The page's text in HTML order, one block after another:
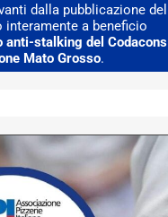
dalla pubblicazione del
interamente a beneficio
anti-stalking del Codacons
Mato Grosso.